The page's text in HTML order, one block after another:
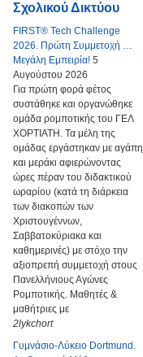
Σχολικού Δικτύου
FIRST® Tech Challenge
2026. Πρώτη Συμμετοχή …
Μεγάλη Εμπειρία! 5
Αυγούστου 2026
Για πρώτη φορά φέτος
συστάθηκε και οργανώθηκε
ομάδα ρομποτικής του ΓΕΛ
ΧΟΡΤΙΑΤΗ. Τα μέλη της
ομάδας εργάστηκαν με αγάπη
και μεράκι αφιερώνοντας
ώρες πέραν του διδακτικού
ωραρίου (κατά τη διάρκεια
των διακοπών των
Χριστουγέννων,
Σαββατοκύριακα και
καθημερινές) με στόχο την
αξιοπρεπή συμμετοχή στους
Πανελλήνιους Αγώνες
Ρομποτικής. Μαθητές &
μαθήτριες με
2lykchort
Γυμνάσιο-Λύκειο Dortmund.